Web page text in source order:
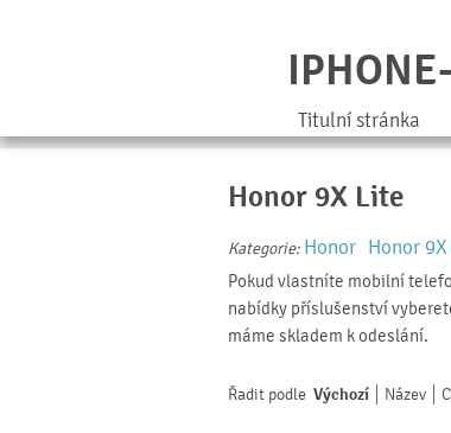
Titulní stránka
Honor 9X Lite
Kategorie: Honor Honor
Pokud vlastníte mobilní
nabídky příslušenství
máme skladem k odeslání.
Řadit podle Výchozí Název